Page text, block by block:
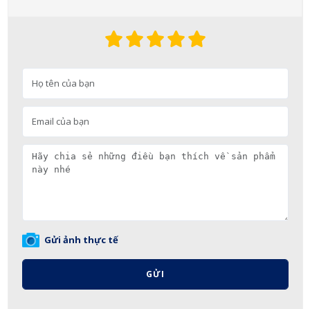
Gửi ảnh thực tế
GỬI